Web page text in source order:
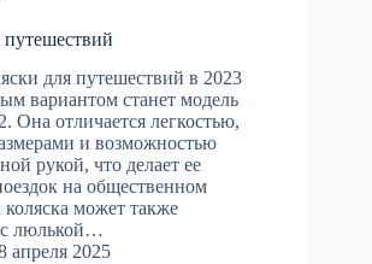
для путешествий в 2023
вариантом станет модель
Она отличается легкостью,
и возможностью
рукой, что делает ее
на общественном
коляска может также
с люлькой…
апреля 2025